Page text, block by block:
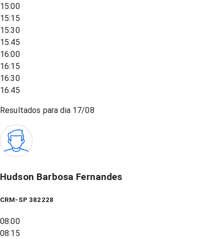
15:00
15:15
15:30
15:45
16:00
16:15
16:30
16:45
Resultados para dia 17/08
Hudson Barbosa Fernandes
CRM-SP 382228
08:00
08:15